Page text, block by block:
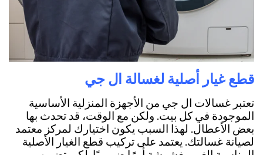
قطع غيار أصلية لغسالة ال جي
تعتبر غسالات ال جي من الأجهزة المنزلية الأساسية
الموجودة في كل بيت. ولكن مع الوقت، قد تحدث بها
بعض الأعطال. لهذا السبب يكون اختيارك لمركز معتمد
لصيانة غسالتك. يعتمد على تركيب قطع الغيار الأصلية